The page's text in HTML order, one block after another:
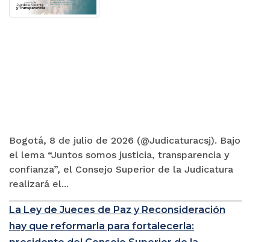
Bogotá, 8 de julio de 2026 (@Judicaturacsj). Bajo
el lema “Juntos somos justicia, transparencia y
confianza”, el Consejo Superior de la Judicatura
realizará el...
La Ley de Jueces de Paz y Reconsideración
hay que reformarla para fortalecerla: